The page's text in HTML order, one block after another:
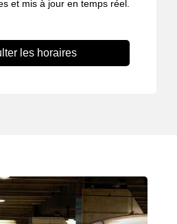
et mis à jour en temps réel.
les horaires